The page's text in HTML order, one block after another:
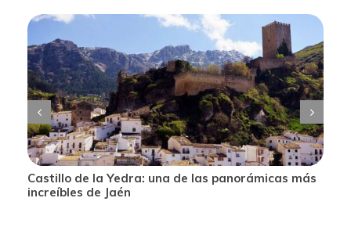
Castillo de la Yedra: una de las panorámicas más
increíbles de Jaén